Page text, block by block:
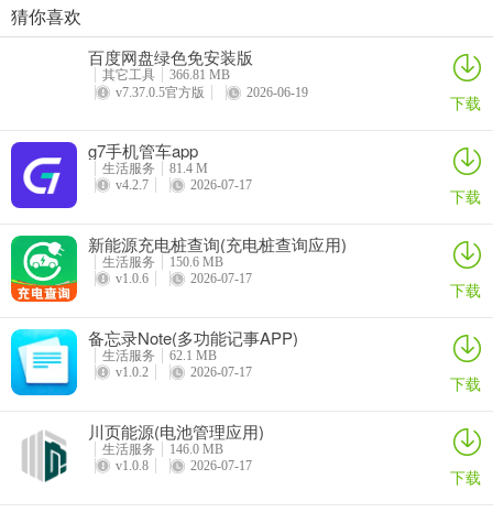
座等重要信息
3、接着在首页搜索或选择需要的演唱会等门票进行订购下单
每日走路计步(运动健康记录)
灵犀魔戒(运动睡眠管家)
详情
思特云联(视频监控应用)
倒计时DayMarter最新手机版
猜你喜欢
百度网盘绿色免安装版
其它工具
366.81 MB
v7.37.0.5官方版
2026-06-19 下载
g7手机管车app
生活服务
81.4 M
v4.2.7
2026-07-17 下载
新能源充电桩查询(充电桩查询应用)
生活服务
150.6 MB
v1.0.6
2026-07-17 下载
备忘录Note(多功能记事APP)
生活服务
62.1 MB
v1.0.2
2026-07-17 下载
川页能源(电池管理应用)
生活服务
146.0 MB
v1.0.8
2026-07-17 下载